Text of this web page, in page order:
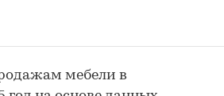
мебели в